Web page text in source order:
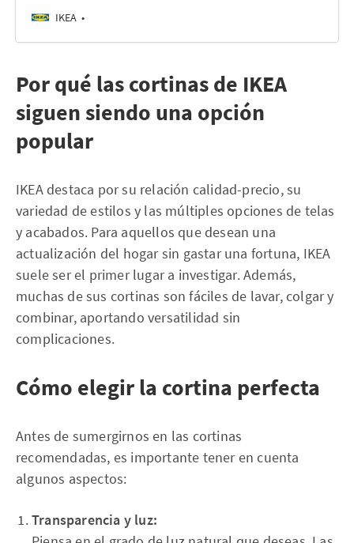
IKEA
Por qué las cortinas de IKEA
siguen siendo una opción
popular
IKEA destaca por su relación calidad-precio, su
variedad de estilos y las múltiples opciones de telas
y acabados. Para aquellos que desean una
actualización del hogar sin gastar una fortuna, IKEA
suele ser el primer lugar a investigar. Además,
muchas de sus cortinas son fáciles de lavar, colgar y
combinar, aportando versatilidad sin
complicaciones.
Cómo elegir la cortina perfecta
Antes de sumergirnos en las cortinas
recomendadas, es importante tener en cuenta
algunos aspectos:
Transparencia y luz: